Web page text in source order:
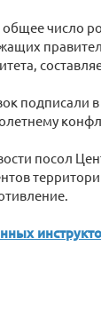
число
подписали
посол